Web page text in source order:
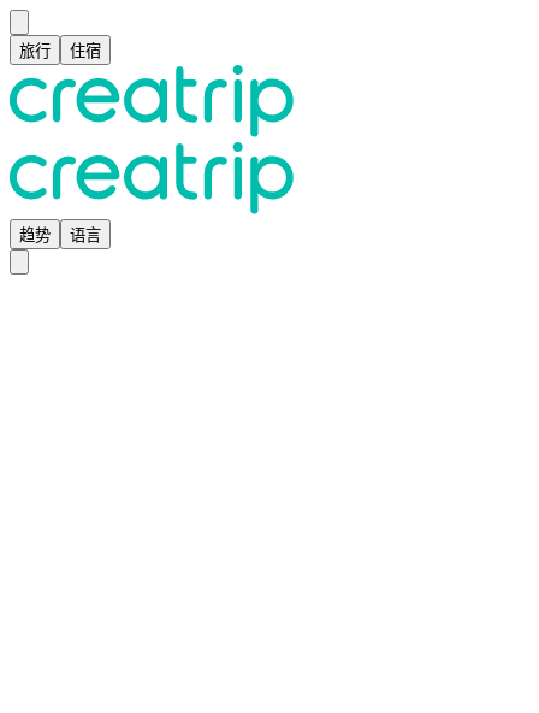
旅行 住宿
趋势 语言